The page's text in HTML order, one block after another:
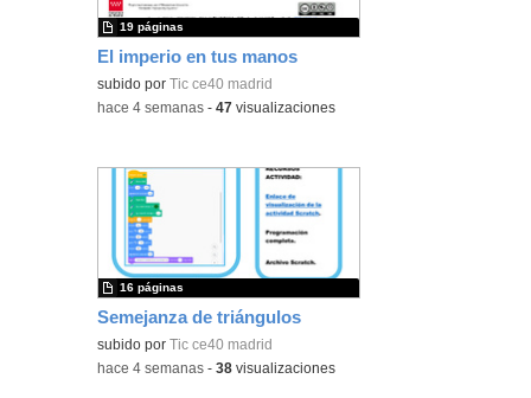
El imperio en tus manos
subido por Tic ce40 madrid
19 páginas
-hace 4 semanas -47 visualizaciones
Semejanza de triángulos
subido por Tic ce40 madrid
16 páginas
-hace 4 semanas -38 visualizaciones